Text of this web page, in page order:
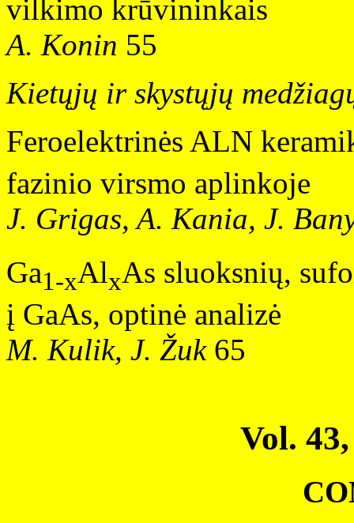
vilkimo krūvininkais
A. Konin 55
Kietųjų ir skystųjų
Feroelektrinės ALN
fazinio virsmo aplinkoje
J. Grigas, A. Kania, J.
Ga1-xAlxAs sluoksnių,
į GaAs, optinė analizė
M. Kulik, J. Žuk65
Vol.